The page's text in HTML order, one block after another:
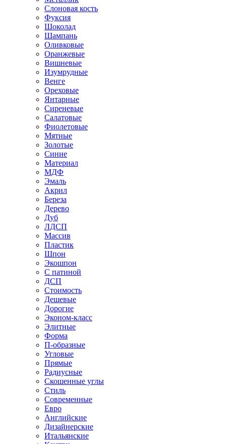
Слоновая кость
Фуксия
Шоколад
Шампань
Оливковые
Оранжевые
Вишневые
Изумрудные
Венге
Ореховые
Янтарные
Сиреневые
Салатовые
Фиолетовые
Мятные
Золотые
Синие
Материал
МДФ
Эмаль
Акрил
Береза
Дерево
Дуб
ЛДСП
Массив
Пластик
Шпон
Экошпон
С патиной
ДСП
Стоимость
Дешевые
Дорогие
Эконом-класс
Элитные
Форма
П-образные
Угловые
Прямые
Радиусные
Скошенные углы
Стиль
Современные
Евро
Английские
Дизайнерские
Итальянские